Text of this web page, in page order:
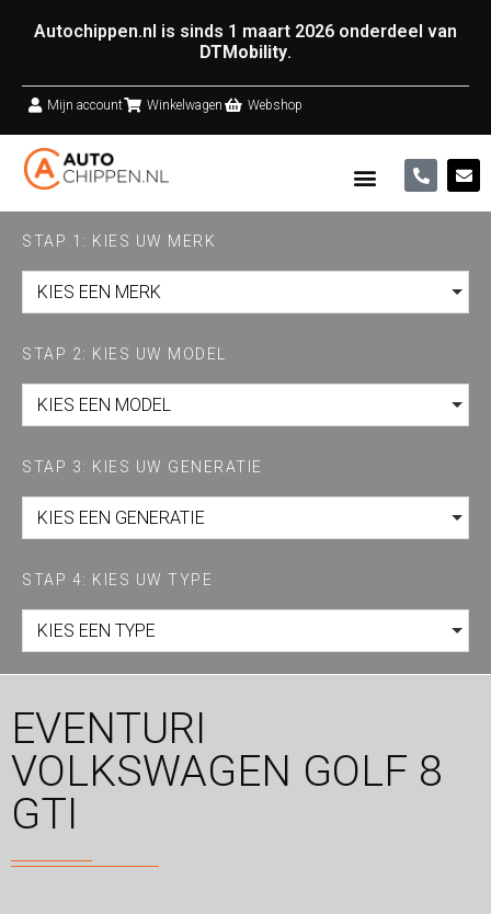
Autochippen.nl is sinds 1 maart 2026 onderdeel van
DTMobility.
Mijn account Winkelwagen Webshop
STAP 1: KIES UW MERK
KIES EEN MERK
STAP 2: KIES UW MODEL
KIES EEN MODEL
STAP 3: KIES UW GENERATIE
KIES EEN GENERATIE
STAP 4: KIES UW TYPE
KIES EEN TYPE
EVENTURI
VOLKSWAGEN GOLF 8
GTI